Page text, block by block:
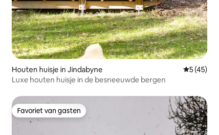
Houten huisje in Jindabyne
5 (45)
Luxe houten huisje in de besneeuwde bergen
Favoriet van gasten
Favoriet van gasten